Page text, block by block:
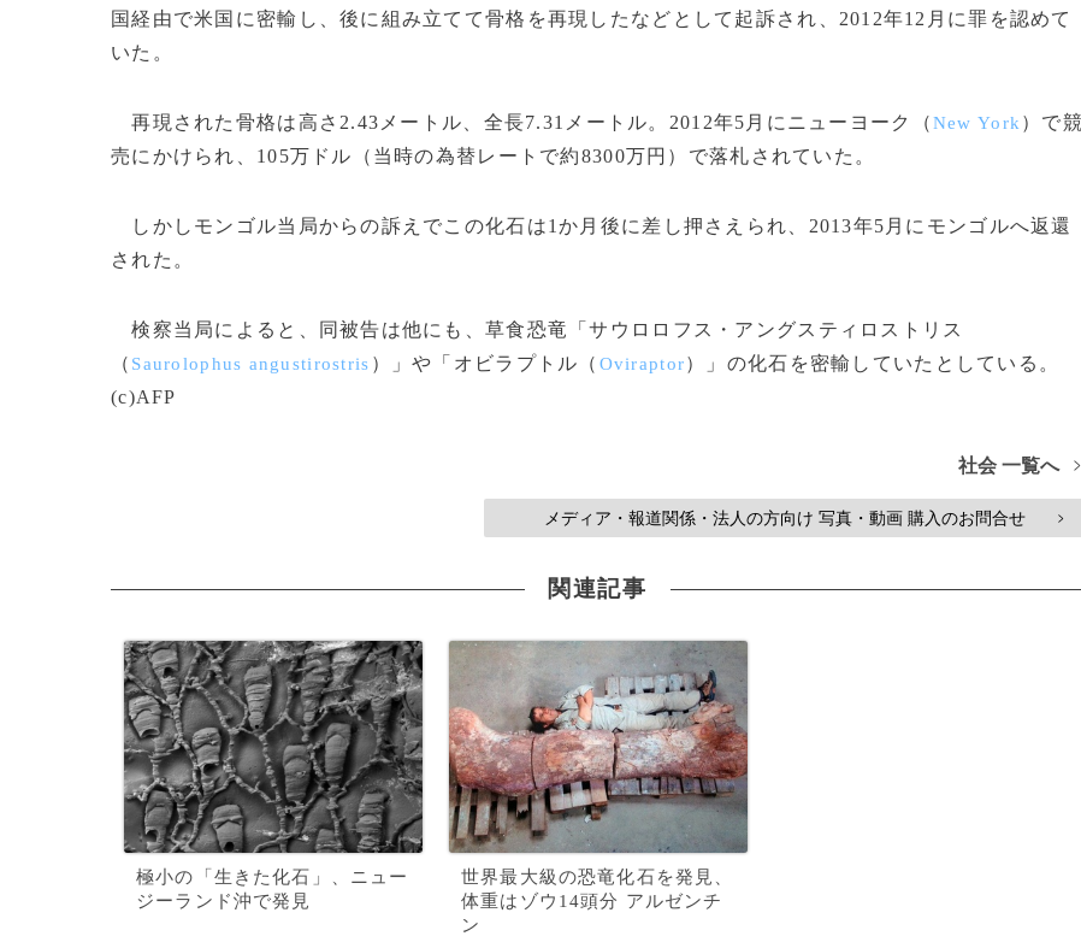
国経由で米国に密輸し、後に組み立てて骨格を再現したなどとして起訴され、2012年12月に罪を認めて
いた。
再現された骨格は高さ2.43メートル、全長7.31メートル。2012年5月にニューヨーク（New York ）で競
売にかけられ、105万ドル（当時の為替レートで約8300万円）で落札されていた。
しかしモンゴル当局からの訴えでこの化石は1か月後に差し押さえられ、2013年5月にモンゴルへ返還
された。
検察当局によると、同被告は他にも、草食恐竜「サウロロフス・アングスティロストリス
（ Saurolophus angustirostris ）」や「オビラプトル（ Oviraptor）」の化石を密輸していたとしている。
(c)AFP
社会 一覧へ >
メディア・報道関係・法人の方向け 写真・動画 購入のお問合せ >
関連記事
極小の「生きた化石」、ニュー
ジーランド沖で発見
世界最大級の恐竜化石を発見、
体重はゾウ14頭分 アルゼンチ
ン